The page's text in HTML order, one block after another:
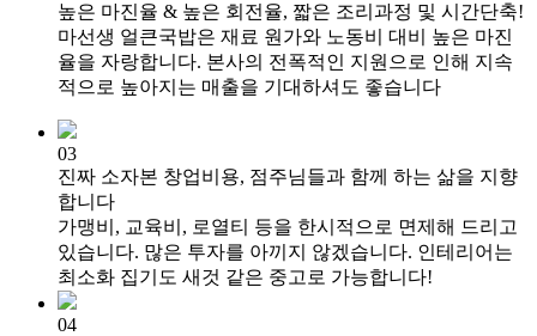
높은 마진율 & 높은 회전율, 짧은 조리과정 및 시간단축!
마선생 얼큰국밥은 재료 원가와 노동비 대비 높은 마진
율을 자랑합니다. 본사의 전폭적인 지원으로 인해 지속
적으로 높아지는 매출을 기대하셔도 좋습니다
03
진짜 소자본 창업비용, 점주님들과 함께 하는 삶을 지향
합니다
가맹비, 교육비, 로열티 등을 한시적으로 면제해 드리고
있습니다. 많은 투자를 아끼지 않겠습니다. 인테리어는
최소화 집기도 새것 같은 중고로 가능합니다!
04